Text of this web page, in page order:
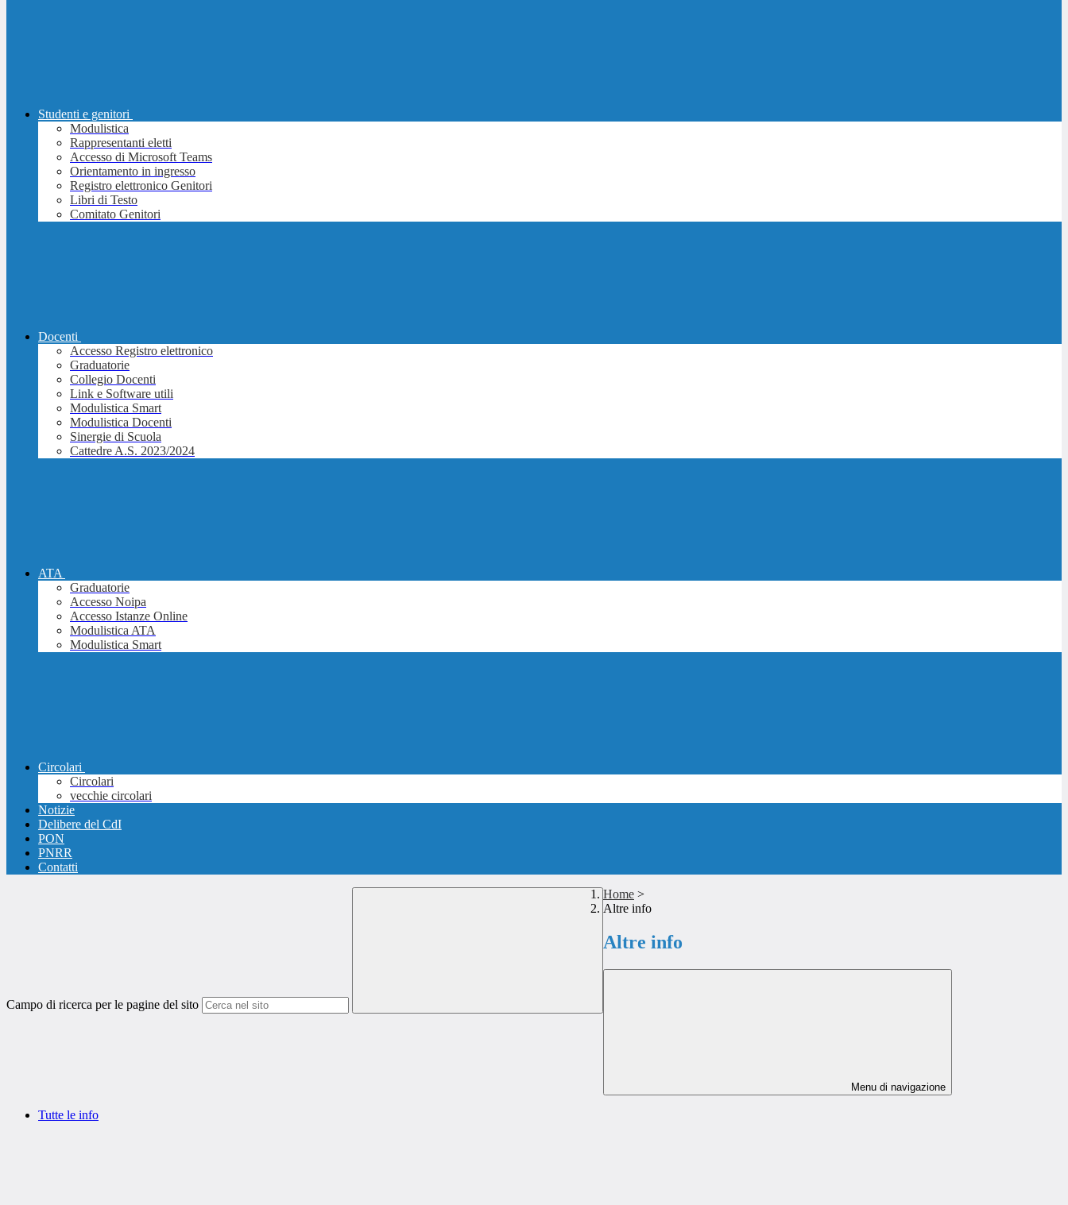
Studenti e genitori
Modulistica
Rappresentanti eletti
Accesso di Microsoft Teams
Orientamento in ingresso
Registro elettronico Genitori
Libri di Testo
Comitato Genitori
Docenti
Accesso Registro elettronico
Graduatorie
Collegio Docenti
Link e Software utili
Modulistica Smart
Modulistica Docenti
Sinergie di Scuola
Cattedre A.S. 2023/2024
ATA
Graduatorie
Accesso Noipa
Accesso Istanze Online
Modulistica ATA
Modulistica Smart
Circolari
Circolari
vecchie circolari
Notizie
Delibere del CdI
PON
PNRR
Contatti
Campo di ricerca per le pagine del sito
Home >
Altre info
Altre info
Menu di navigazione
Tutte le info